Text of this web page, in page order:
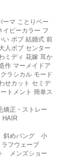
ーマ ことりベー
イビーカラー フ
い ボブ 結婚式 前
人ボブ センター
ミディ 花嫁 耳か
作 マーメイドア
ラシカル モード
せカット セミデ
トメント 簡単ス
正・ストレー
斜めバング 小
フウェーブ
メンズショー